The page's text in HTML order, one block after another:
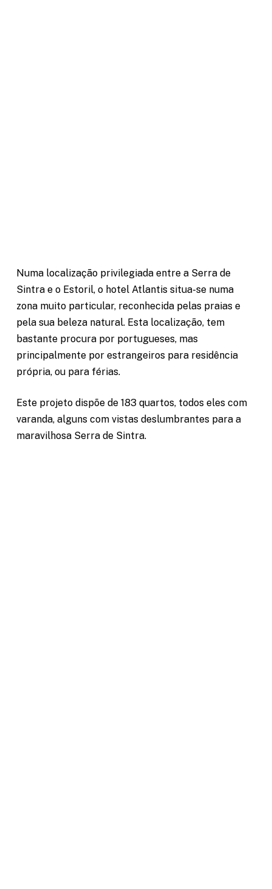
Numa localização privilegiada entre a Serra de
Sintra e o Estoril, o hotel Atlantis situa-se numa
zona muito particular, reconhecida pelas praias e
pela sua beleza natural. Esta localização, tem
bastante procura por portugueses, mas
principalmente por estrangeiros para residência
própria, ou para férias.
Este projeto dispõe de 183 quartos, todos eles com
varanda, alguns com vistas deslumbrantes para a
maravilhosa Serra de Sintra.